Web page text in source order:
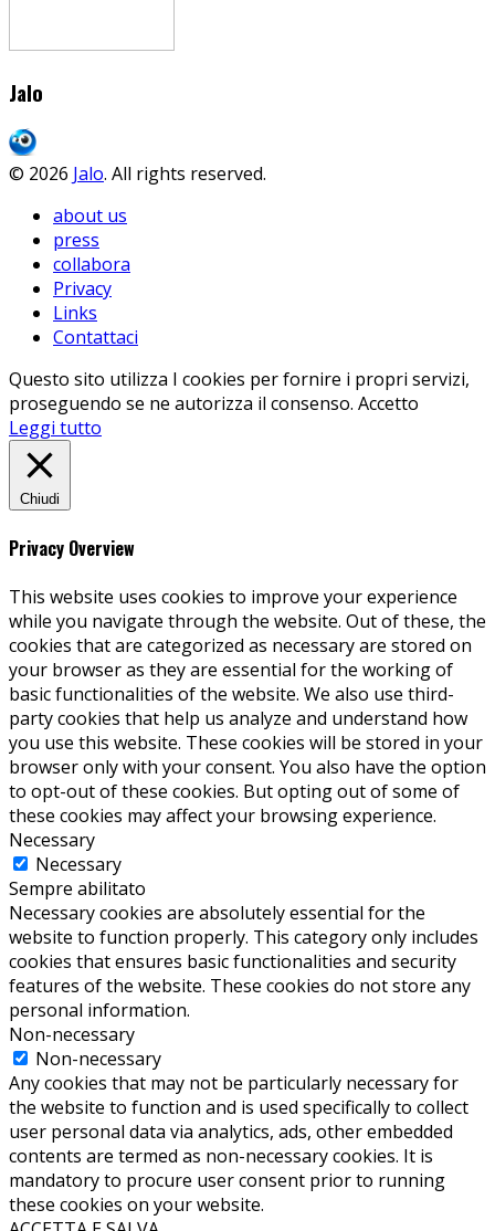
Jalo
© 2026 Jalo. All rights reserved.
about us
press
collabora
Privacy
Links
Contattaci
Questo sito utilizza I cookies per fornire i propri servizi,
proseguendo se ne autorizza il consenso. Accetto
Leggi tutto
Chiudi
Privacy Overview
This website uses cookies to improve your experience
while you navigate through the website. Out of these, the
cookies that are categorized as necessary are stored on
your browser as they are essential for the working of
basic functionalities of the website. We also use third-
party cookies that help us analyze and understand how
you use this website. These cookies will be stored in your
browser only with your consent. You also have the option
to opt-out of these cookies. But opting out of some of
these cookies may affect your browsing experience.
Necessary
Necessary
Sempre abilitato
Necessary cookies are absolutely essential for the
website to function properly. This category only includes
cookies that ensures basic functionalities and security
features of the website. These cookies do not store any
personal information.
Non-necessary
Non-necessary
Any cookies that may not be particularly necessary for
the website to function and is used specifically to collect
user personal data via analytics, ads, other embedded
contents are termed as non-necessary cookies. It is
mandatory to procure user consent prior to running
these cookies on your website.